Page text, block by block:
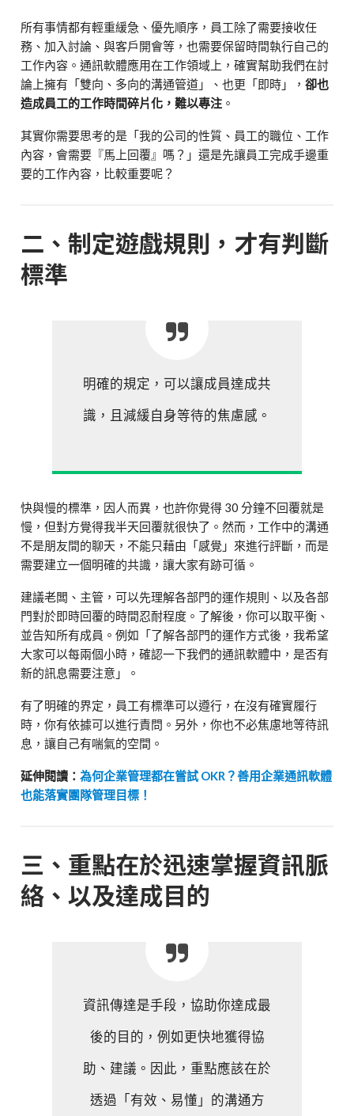
所有事情都有輕重緩急、優先順序，員工除了需要接收任
務、加入討論、與客戶開會等，也需要保留時間執行自己的
工作內容。通訊軟體應用在工作領域上，確實幫助我們在討
論上擁有「雙向、多向的溝通管道」、也更「即時」，卻也
造成員工的工作時間碎片化，難以專注 。
其實你需要思考的是「我的公司的性質、員工的職位、工作
內容，會需要『馬上回覆』嗎？」還是先讓員工完成手邊重
要的工作內容，比較重要呢？
二、制定遊戲規則，才有判斷
標準
明確的規定，可以讓成員達成共
識，且減緩自身等待的焦慮感。
快與慢的標準，因人而異，也許你覺得 30 分鐘不回覆就是
慢，但對方覺得我半天回覆就很快了。然而，工作中的溝通
不是朋友間的聊天，不能只藉由「感覺」來進行評斷，而是
需要建立一個明確的共識，讓大家有跡可循。
建議老闆、主管，可以先理解各部門的運作規則、以及各部
門對於即時回覆的時間忍耐程度。了解後，你可以取平衡、
並告知所有成員。例如「了解各部門的運作方式後，我希望
大家可以每兩個小時，確認一下我們的通訊軟體中，是否有
新的訊息需要注意」。
有了明確的界定，員工有標準可以遵行，在沒有確實履行
時，你有依據可以進行責問。另外，你也不必焦慮地等待訊
息，讓自己有喘氣的空間。
延伸閱讀：為何企業管理都在嘗試 OKR？善用企業通訊軟體
也能落實團隊管理目標！
三、重點在於迅速掌握資訊脈
絡、以及達成目的
資訊傳達是手段，協助你達成最
後的目的，例如更快地獲得協
助、建議。因此，重點應該在於
透過「有效、易懂」的溝通方